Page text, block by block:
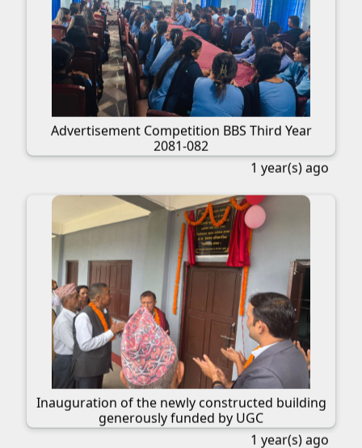
Advertisement Competition BBS Third Year
2081-082
1 year(s) ago
Inauguration of the newly constructed building
generously funded by UGC
1 year(s) ago